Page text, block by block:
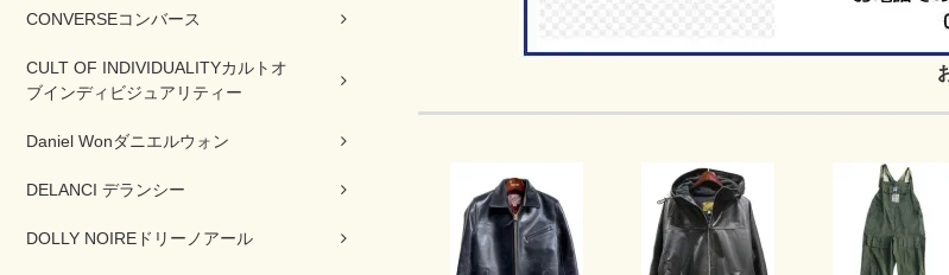
CONVERSEコンバース
CULT OF INDIVIDUALITYカルトオ
ブインディビジュアリティー
Daniel Wonダニエルウォン
DELANCI デランシー
DOLLY NOIREドリーノアール